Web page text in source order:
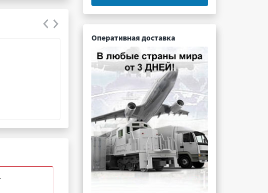
С5-35В 16Вт 3.9 Ом 10%
Подробнее ...
Оперативная доставка